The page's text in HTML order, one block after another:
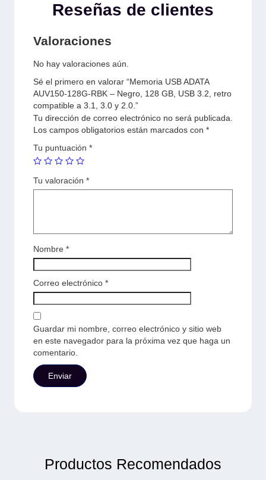
Reseñas de clientes
Valoraciones
No hay valoraciones aún.
Sé el primero en valorar “Memoria USB ADATA
AUV150-128G-RBK – Negro, 128 GB, USB 3.2, retro
compatible a 3.1, 3.0 y 2.0.”
Tu dirección de correo electrónico no será publicada.
Los campos obligatorios están marcados con *
Tu puntuación *
Tu valoración *
Nombre *
Correo electrónico *
Guardar mi nombre, correo electrónico y sitio web
en este navegador para la próxima vez que haga un
comentario.
Productos Recomendados